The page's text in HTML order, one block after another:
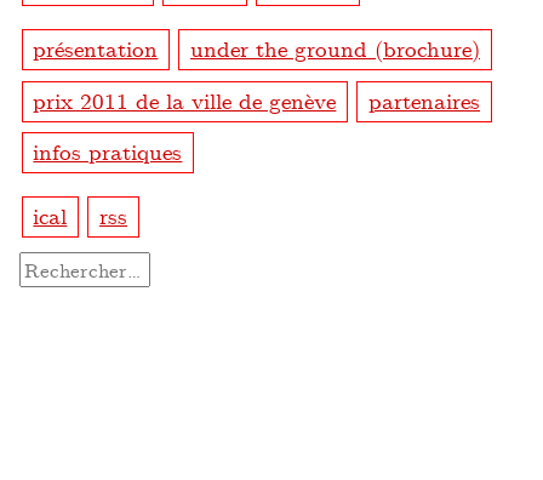
présentation
under the ground (brochure)
prix 2011 de la ville de genève
partenaires
infos pratiques
ical rss
Rechercher :